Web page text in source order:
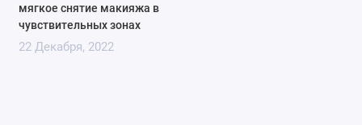
мягкое снятие макияжа в
чувствительных зонах
22 Декабря, 2022